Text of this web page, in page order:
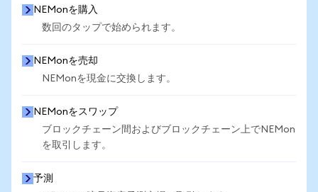
NEMonを購入
数回のタップで始められます。
NEMonを売却
NEMonを現金に交換します。
NEMonをスワップ
ブロックチェーン間およびブロックチェーン上でNEMon
を取引します。
予測